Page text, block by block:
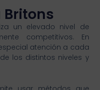
un elevado nivel de
competitivos. En
atención a cada
los distintos niveles y